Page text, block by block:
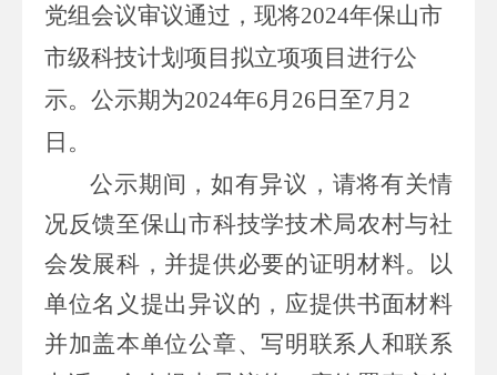
党组会议审议通过，现将2024年保山市
市级科技计划项目拟立项项目进行公
示。公示期为2024年6月 26 日至7月 2
日。
公示期间，如有异议，请将有关情
况反馈至保山市科技学技术局农村与社
会发展科，并提供必要的证明材料。以
单位名义提出异议的，应提供书面材料
并加盖本单位公章、写明联系人和联系